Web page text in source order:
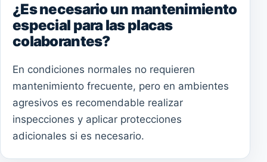
¿Es necesario un mantenimiento
especial para las placas
colaborantes?
En condiciones normales no requieren
mantenimiento frecuente, pero en ambientes
agresivos es recomendable realizar
inspecciones y aplicar protecciones
adicionales si es necesario.